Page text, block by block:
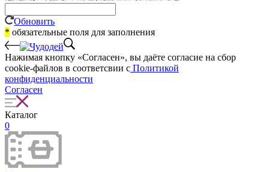
Обновить
* обязательные поля для заполнения
Нажимая кнопку «Согласен», вы даёте cогласие на сбор
cookie-файлов в соответсвии с Политикой
конфиденциальности
Согласен
Каталог
0